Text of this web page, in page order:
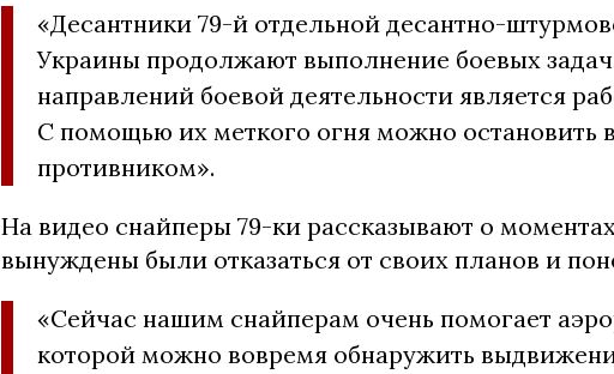
«Десантники 79-й отдельной десантно-
Украины продолжают выполнение боевых
направлений боевой деятельности является
С помощью их меткого огня можно остановить
противником».
На видео снайперы 79-ки рассказывают о
вынуждены были отказаться от своих планов и
«Сейчас нашим снайперам очень помогает
которой можно вовремя обнаружить